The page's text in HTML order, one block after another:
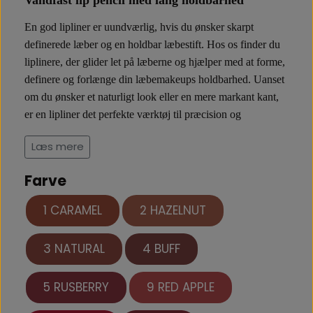
En god lipliner er uundværlig, hvis du ønsker skarpt
definerede læber og en holdbar læbestift. Hos os finder du
liplinere, der glider let på læberne og hjælper med at forme,
definere og forlænge din læbemakeups holdbarhed. Uanset
om du ønsker et naturligt look eller en mere markant kant,
er en lipliner det perfekte værktøj til præcision og
Enbrun liplinerer et alsidigt valg, der passer til mange
læbefarver. Den giver et blødt og naturligt look, der kan
bruges alene eller sammen med en nude eller brun læbestift.
Brun lipliner er perfekt til daglig brug og skaber et
harmonisk og afdæmpet udtryk, der stadig fremhæver dine
læber smukt.
Læs mere
Farve
1 CARAMEL 2 HAZELNUT
3 NATURAL 4 BUFF
5 RUSBERRY 9 RED APPLE